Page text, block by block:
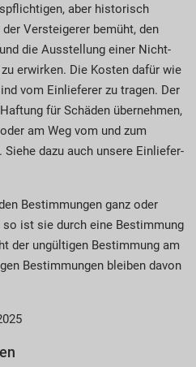
aber historisch
Versteigerer bemüht, den
die Ausstellung einer Nicht­
erwirken. Die Kosten dafür wie
vom Einlieferer zu tragen. Der
für Schäden übernehmen,
am Weg vom und zum
Siehe dazu auch unsere Einliefer­
Bestimmungen ganz oder
ist sie durch eine Bestimmung
der ungültigen Bestimmung am
Bestimmungen bleiben davon